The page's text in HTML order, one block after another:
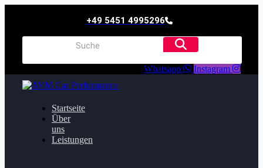
+49 5451 4995296
Whatsapp Instagram
Startseite
Über
uns
Leistungen